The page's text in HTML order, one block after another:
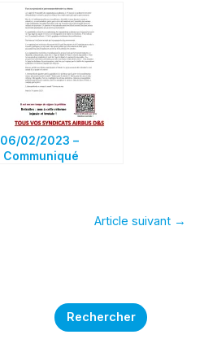
06/02/2023 –
Communiqué
Article suivant →
Rechercher